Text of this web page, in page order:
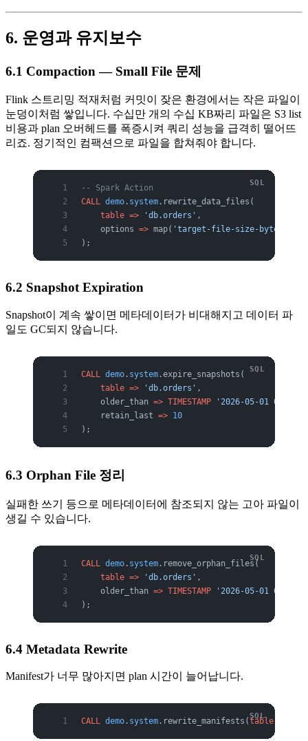
6. 운영과 유지보수
6.1 Compaction — Small File 문제
Flink 스트리밍 적재처럼 커밋이 잦은 환경에서는 작은 파일이
눈덩이처럼 쌓입니다. 수십만 개의 수십 KB짜리 파일은 S3 list
비용과 plan 오버헤드를 폭증시켜 쿼리 성능을 급격히 떨어뜨
리죠. 정기적인 컴팩션으로 파일을 합쳐줘야 합니다.
-- Spark Action
CALL demo . system .rewrite_data_files(
    table
=> 'db.orders' ,
    options
=> map( 'target-file-size-bytes'
);
6.2 Snapshot Expiration
Snapshot이 계속 쌓이면 메타데이터가 비대해지고 데이터 파
일도 GC되지 않습니다.
CALL demo . system .expire_snapshots(
    table
=> 'db.orders' ,
    older_than
=> TIMESTAMP '2026-05-01
    retain_last
=> 10
);
6.3 Orphan File 정리
실패한 쓰기 등으로 메타데이터에 참조되지 않는 고아 파일이
생길 수 있습니다.
CALL demo . system .remove_orphan_files(
    table
=> 'db.orders' ,
    older_than
=> TIMESTAMP '2026-05-01
);
6.4 Metadata Rewrite
Manifest가 너무 많아지면 plan 시간이 늘어납니다.
CALL demo . system .rewrite_manifests(table